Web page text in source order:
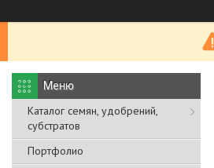
Каталог семян, удобрений,
субстратов
Портфолио